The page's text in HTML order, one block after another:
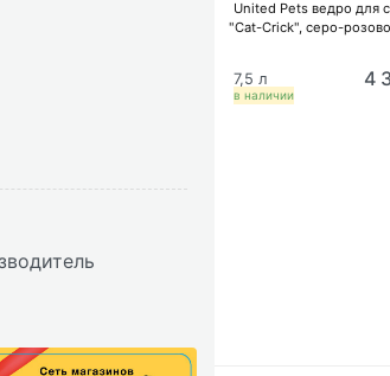
United Pets ведро для
"Cat-Crick", серо-
в наличии
7,5 л 4